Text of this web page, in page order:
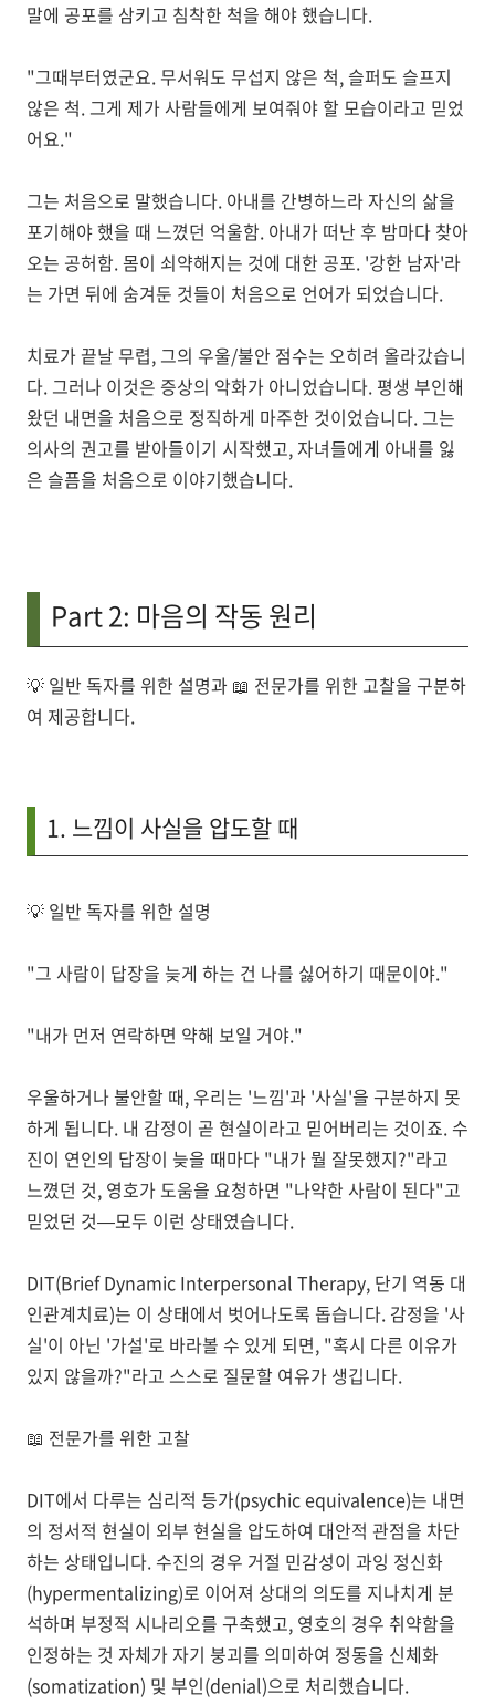
말에 공포를 삼키고 침착한 척을 해야 했습니다.
"그때부터였군요. 무서워도 무섭지 않은 척, 슬퍼도 슬프지
않은 척. 그게 제가 사람들에게 보여줘야 할 모습이라고 믿었
어요."
그는 처음으로 말했습니다. 아내를 간병하느라 자신의 삶을
포기해야 했을 때 느꼈던 억울함. 아내가 떠난 후 밤마다 찾아
오는 공허함. 몸이 쇠약해지는 것에 대한 공포. '강한 남자'라
는 가면 뒤에 숨겨둔 것들이 처음으로 언어가 되었습니다.
치료가 끝날 무렵, 그의 우울/불안 점수는 오히려 올라갔습니
다. 그러나 이것은 증상의 악화가 아니었습니다. 평생 부인해
왔던 내면을 처음으로 정직하게 마주한 것이었습니다. 그는
의사의 권고를 받아들이기 시작했고, 자녀들에게 아내를 잃
은 슬픔을 처음으로 이야기했습니다.
Part 2: 마음의 작동 원리
💡 일반 독자를 위한 설명과 📖 전문가를 위한 고찰을 구분하
여 제공합니다.
1. 느낌이 사실을 압도할 때
💡 일반 독자를 위한 설명
"그 사람이 답장을 늦게 하는 건 나를 싫어하기 때문이야."
"내가 먼저 연락하면 약해 보일 거야."
우울하거나 불안할 때, 우리는 '느낌'과 '사실'을 구분하지 못
하게 됩니다. 내 감정이 곧 현실이라고 믿어버리는 것이죠. 수
진이 연인의 답장이 늦을 때마다 "내가 뭘 잘못했지?"라고
느꼈던 것, 영호가 도움을 요청하면 "나약한 사람이 된다"고
믿었던 것—모두 이런 상태였습니다.
DIT(Brief Dynamic Interpersonal Therapy, 단기 역동 대
인관계치료)는 이 상태에서 벗어나도록 돕습니다. 감정을 '사
실'이 아닌 '가설'로 바라볼 수 있게 되면, "혹시 다른 이유가
있지 않을까?"라고 스스로 질문할 여유가 생깁니다.
📖 전문가를 위한 고찰
DIT에서 다루는 심리적 등가(psychic equivalence)는 내면
의 정서적 현실이 외부 현실을 압도하여 대안적 관점을 차단
하는 상태입니다. 수진의 경우 거절 민감성이 과잉 정신화
(hypermentalizing)로 이어져 상대의 의도를 지나치게 분
석하며 부정적 시나리오를 구축했고, 영호의 경우 취약함을
인정하는 것 자체가 자기 붕괴를 의미하여 정동을 신체화
(somatization) 및 부인(denial)으로 처리했습니다.